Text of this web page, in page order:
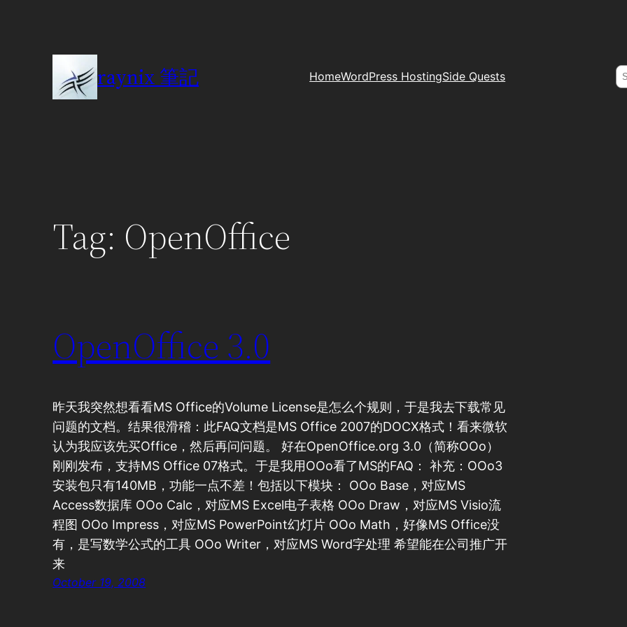
raynix 筆記 HomeWordPress HostingSide Quests
Tag: OpenOffice
OpenOffice 3.0
昨天我突然想看看MS Office的Volume License是怎么个规则，于是我去下载常见
问题的文档。结果很滑稽：此FAQ文档是MS Office 2007的DOCX格式！看来微软
认为我应该先买Office，然后再问问题。 好在OpenOffice.org 3.0（简称OOo）
刚刚发布，支持MS Office 07格式。于是我用OOo看了MS的FAQ： 补充：OOo3
安装包只有140MB，功能一点不差！包括以下模块： OOo Base，对应MS
Access数据库 OOo Calc，对应MS Excel电子表格 OOo Draw，对应MS Visio流
程图 OOo Impress，对应MS PowerPoint幻灯片 OOo Math，好像MS Office没
有，是写数学公式的工具 OOo Writer，对应MS Word字处理 希望能在公司推广开
来
October 19, 2008